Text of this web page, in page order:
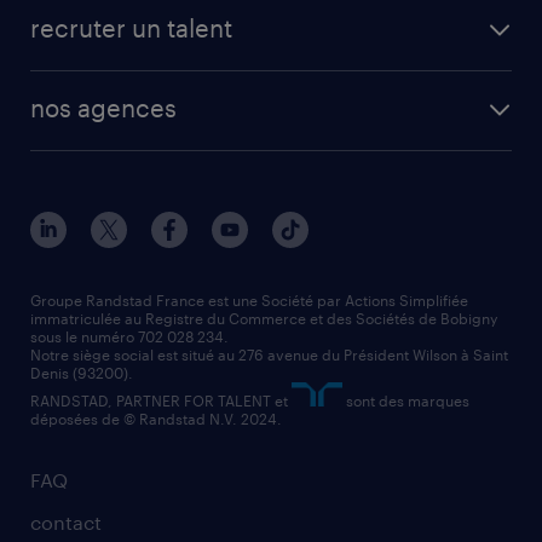
créer un compte candidat
manutentionnaire
assistant administratif
comptable
recruter un talent
solutions opérationnelles
contact entreprise
faq intérim / recrutement
nos agences
nos agences par ville
nos agences par région
nos cabinets de recrutement
FAQ
contact
Groupe Randstad France est une Société par Actions Simplifiée
immatriculée au Registre du Commerce et des Sociétés de Bobigny
sous le numéro 702 028 234.
Notre siège social est situé au 276 avenue du Président Wilson à Saint
Denis (93200).
RANDSTAD, PARTNER FOR TALENT et
sont des marques
déposées de © Randstad N.V. 2024.